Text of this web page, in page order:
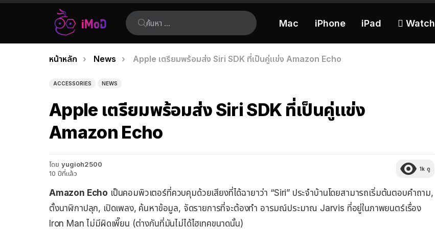
ค้นหา:
Mac iPhone iPad  Watch
เรื่อง
ล่าสุด
คุณอยู่ที่นี่:
หน้าหลัก News Apple เตรียมพร้อมส่ง Siri SDK ที่เป็นคู่แข่ง Amazon Echo
ACCESSORIES NEWS
Apple เตรียมพร้อมส่ง Siri SDK ที่เป็นคู่แข่ง
Amazon Echo
โดย yugioh2500
10 ปีที่แล้ว
1k ดู
Amazon Echo เป็นคอมพิวเตอร์ที่ควบคุมด้วยเสียงที่ได้ฉายาว่า “Siri” ประจำบ้านโดยสามารถเริ่มต้นตอบคำถาม,
ตั้งนาฬิกาปลุก, เปิดเพลง, ค้นหาข้อมูล, จัดรายการที่จะต้องทำ อารมณ์ประมาณ Jarvis ที่อยู่ในภาพยนตร์เรื่อง
Iron Man ไม่มีผิดเพี๊ยน (ต่างกันที่มันไม่ได้ไฮเทคขนาดนั้น)